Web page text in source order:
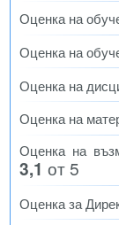
Оценка на
Оценка на
Оценка на
Оценка на
Оценка на
3,1 от 5
Оценка за